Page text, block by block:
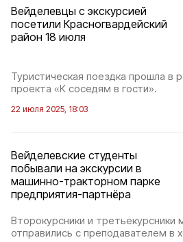
Вейделевцы с экскурсией
посетили Красногвардейский
район 18 июля
Туристическая поездка прошла в
проекта «К соседям в гости».
22 июля 2025, 18:03
Вейделевские студенты
побывали на экскурсии в
машинно-тракторном парке
предприятия-партнёра
Второкурсники и третьекурсники
отправились с преподавателем в